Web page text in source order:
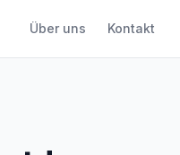
Über uns Kontakt